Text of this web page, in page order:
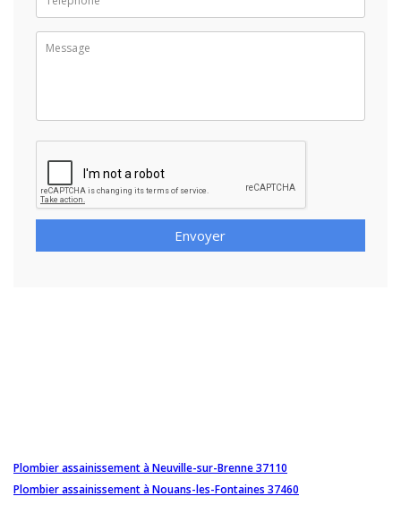
Envoyer
Plombier assainissement à Neuville-sur-Brenne 37110
Plombier assainissement à Nouans-les-Fontaines 37460